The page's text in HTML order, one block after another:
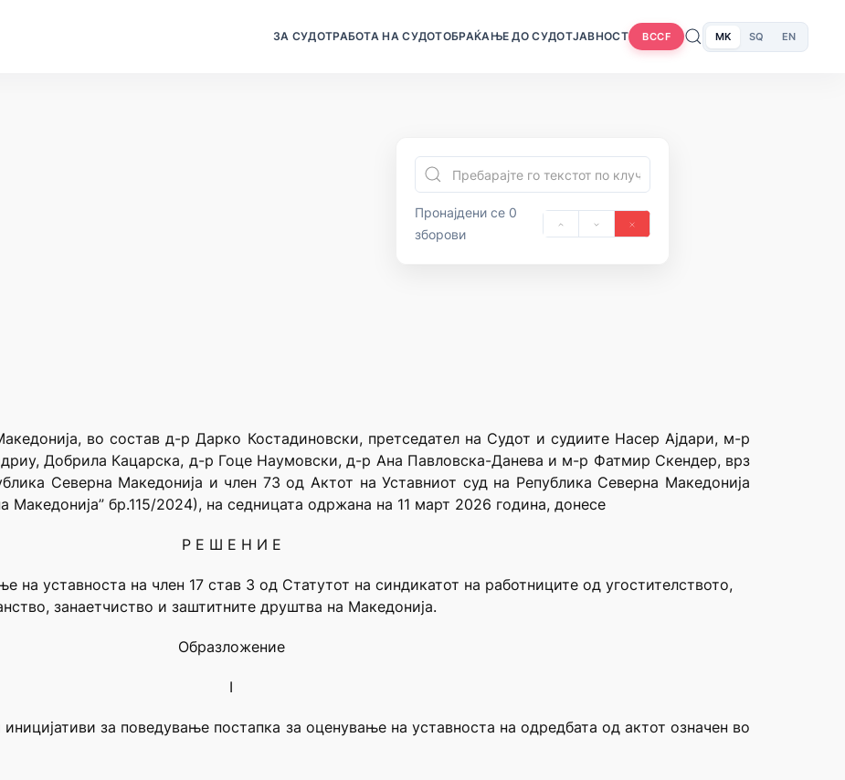
ЗА СУДОТРАБОТА НА СУДОТОБРАЌАЊЕ ДО СУДОТЈАВНОСТ BCCF MK SQ EN
Пронајдени се 0
зборови
во состав д-р Дарко Костадиновски, претседател на Судот и судиите Насер Ајдари, м-р
Добрила Кацарска, д-р Гоце Наумовски, д-р Ана Павловска-Данева и м-р Фатмир Скендер, врз
Северна Македонија и член 73 од Актот на Уставниот суд на Република Северна Македонија
Македонија” бр.115/2024), на седницата одржана на 11 март 2026 година, донесе
Р Е Ш Е Н И Е
уставноста на член 17 став 3 од Статутот на синдикатот на работниците од угостителството,
занаетчиство и заштитните друштва на Македонија.
Образложение
I
за поведување постапка за оценување на уставноста на одредбата од актот означен во